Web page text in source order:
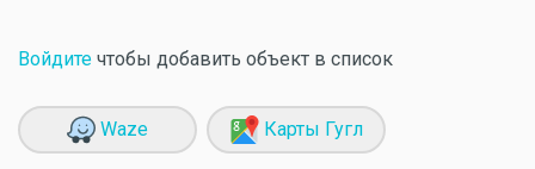
Войдите чтобы добавить объект в список
Waze Карты Гугл